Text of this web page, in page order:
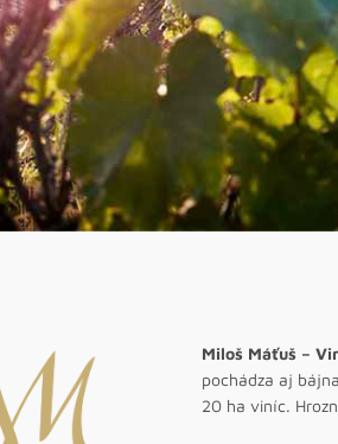
Miloš Máťuš –
pochádza aj
20 ha viníc.